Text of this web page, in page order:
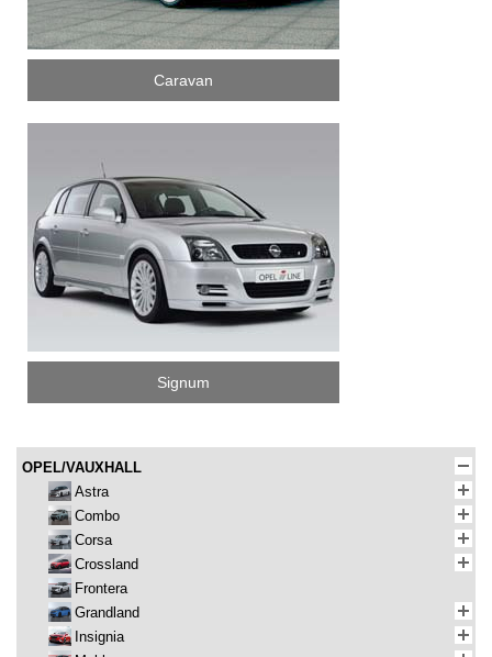
Caravan
Signum
OPEL/VAUXHALL
Astra
Combo
Corsa
Crossland
Frontera
Grandland
Insignia